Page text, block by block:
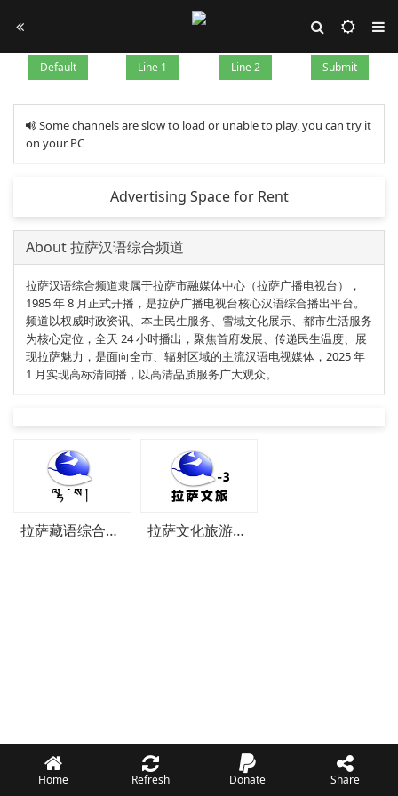
Default Line 1 Line 2 Submit
Some channels are slow to load or unable to play, you can try it
on your PC
Advertising Space for Rent
About 拉萨汉语综合频道
拉萨汉语综合频道隶属于拉萨市融媒体中心（拉萨广播电视台），
1985 年 8 月正式开播，是拉萨广播电视台核心汉语综合播出平台。
频道以权威时政资讯、本土民生服务、雪域文化展示、都市生活服务
为核心定位，全天 24 小时播出，聚焦首府发展、传递民生温度、展
现拉萨魅力，是面向全市、辐射区域的主流汉语电视媒体，2025 年
1 月实现高标清同播，以高清品质服务广大观众。
拉萨藏语综合频道 拉萨文化旅游频道
Home Refresh Donate Share